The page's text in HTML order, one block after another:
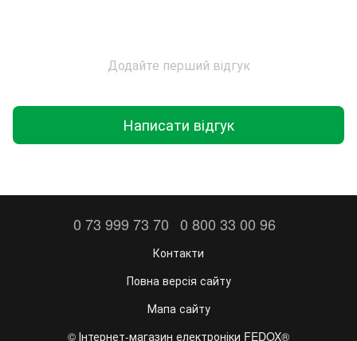
Додайте перший відгук
Написати відгук
0 73 999 73 70 0 800 33 00 96
Контакти
Повна версія сайту
Мапа сайту
©️ Інтернет-магазин електроніки FEDOX®